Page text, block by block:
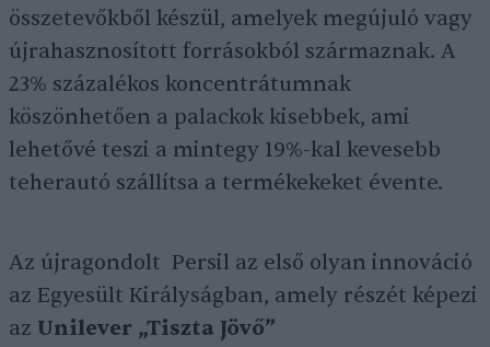
összetevőkből készül, amelyek megújuló vagy
újrahasznosított forrásokból származnak. A
23% százalékos koncentrátumnak
köszönhetően a palackok kisebbek, ami
lehetővé teszi a mintegy 19%-kal kevesebb
teherautó szállítsa a termékekeket évente.
Az újragondolt Persil az első olyan innováció
az Egyesült Királyságban, amely részét képezi
az Unilever „Tiszta Jövő”